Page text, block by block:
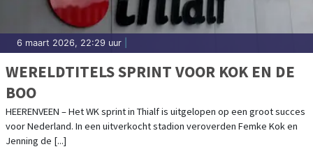
6 maart 2026, 22:29 uur
WERELDTITELS SPRINT VOOR KOK EN DE
BOO
HEERENVEEN – Het WK sprint in Thialf is uitgelopen op een groot succes
voor Nederland. In een uitverkocht stadion veroverden Femke Kok en
Jenning de [...]